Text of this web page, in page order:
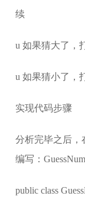
续
u 如果猜大了，
u 如果猜小了，
实现代码步骤
分析完毕之后，
编写：
public class